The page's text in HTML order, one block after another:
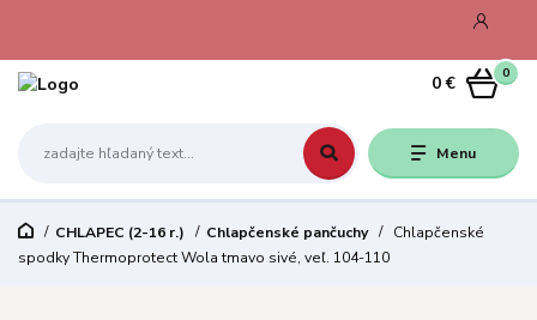
Menu
0
0 €
CHLAPEC (2-16 r.) Chlapčenské pančuchy
Chlapčenské
spodky Thermoprotect Wola tmavo sivé, veľ. 104-110